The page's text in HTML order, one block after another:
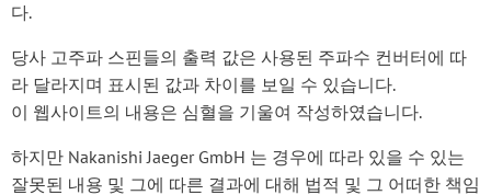
다.
당사 고주파 스핀들의 출력 값은 사용된 주파수 컨버터에 따
라 달라지며 표시된 값과 차이를 보일 수 있습니다.
이 웹사이트의 내용은 심혈을 기울여 작성하였습니다.
하지만 Nakanishi Jaeger GmbH 는 경우에 따라 있을 수 있는
잘못된 내용 및 그에 따른 결과에 대해 법적 및 그 어떠한 책임